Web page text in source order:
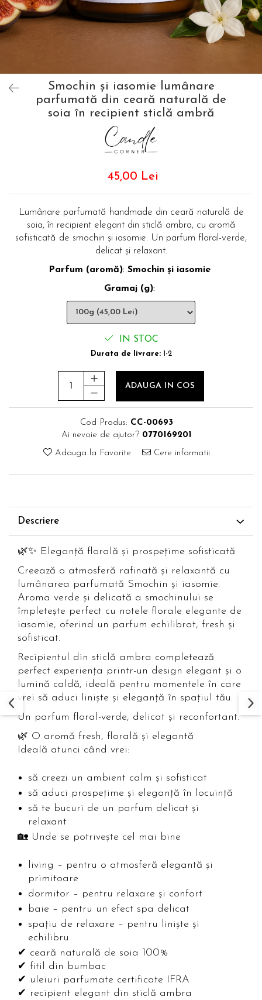
Smochin și iasomie lumânare
parfumată din ceară naturală de
soia în recipient sticlă ambră
45,00 Lei
Lumânare parfumată handmade din ceară naturală de
soia, în recipient elegant din sticlă ambra, cu aromă
sofisticată de smochin și iasomie. Un parfum floral-verde,
delicat și relaxant.
Parfum (aromă): Smochin și iasomie
Gramaj (g):
IN STOC
Durata de livrare:1-2
ADAUGA IN COS
Cod Produs: CC-00693
Ai nevoie de ajutor? 0770169201
Adauga la Favorite Cere informatii
Descriere
🌿✨ Eleganță florală și prospețime sofisticată
Creează o atmosferă rafinată și relaxantă cu
lumânarea parfumată Smochin și iasomie.
Aroma verde și delicată a smochinului se
împletește perfect cu notele florale elegante de
iasomie, oferind un parfum echilibrat, fresh și
sofisticat.
Recipientul din sticlă ambra completează
perfect experiența printr-un design elegant și o
lumină caldă, ideală pentru momentele în care
vrei să aduci liniște și eleganță în spațiul tău.
Un parfum floral-verde, delicat și reconfortant.
🌿 O aromă fresh, florală și elegantă
Ideală atunci când vrei:
să creezi un ambient calm și sofisticat
să aduci prospețime și eleganță în locuință
să te bucuri de un parfum delicat și
relaxant
🏡 Unde se potrivește cel mai bine
living – pentru o atmosferă elegantă și
primitoare
dormitor – pentru relaxare și confort
baie – pentru un efect spa delicat
spațiu de relaxare – pentru liniște și
echilibru
✔ ceară naturală de soia 100%
✔ fitil din bumbac
✔ uleiuri parfumate certificate IFRA
✔ recipient elegant din sticlă ambra